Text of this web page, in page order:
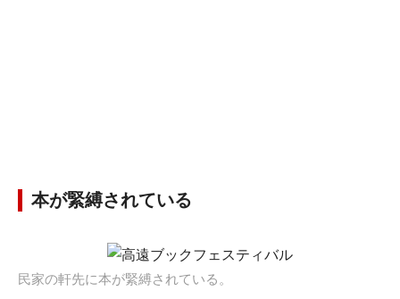
本が緊縛されている
民家の軒先に本が緊縛されている。